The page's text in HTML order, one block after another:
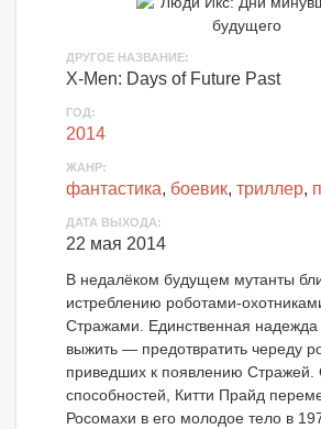
ДРУГОЕ НАЗВАНИЕ:
X-Men: Days of Future Past
ГОД:
2014
ЖАНР:
фантастика, боевик, триллер,
ДАТА ВЫХОДА:
22 мая 2014
В недалёком будущем мутанты
истреблению роботами-
Стражами. Единственная надежда
выжить — предотвратить череду
приведших к появлению
способностей, Китти Прайд
Росомахи в его молодое тело в